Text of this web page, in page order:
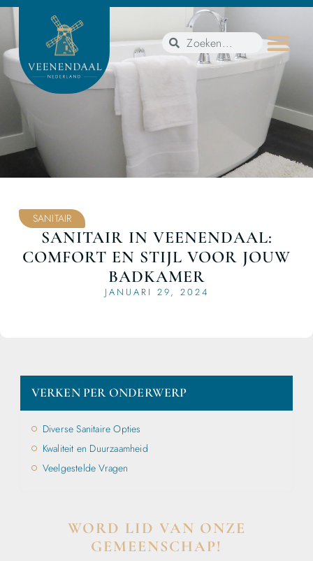
SANITAIR
SANITAIR IN VEENENDAAL:
COMFORT EN STIJL VOOR JOUW
BADKAMER
JANUARI 29, 2024
VERKEN PER ONDERWERP
Diverse Sanitaire Opties
Kwaliteit en Duurzaamheid
Veelgestelde Vragen
WORD LID VAN ONZE
GEMEENSCHAP!